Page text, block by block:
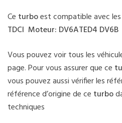
Ce turboest compatible avec
TDCI Moteur: DV6ATED4 DV6B
Vous pouvez voir tous les
page. Pour vous assurer que ce
vous pouvez aussi vérifier les
référence d’origine de ce turbo
techniques